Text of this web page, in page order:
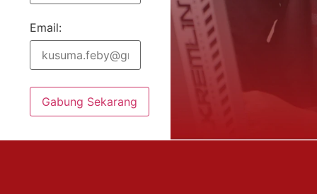
Email:
Gabung Sekarang